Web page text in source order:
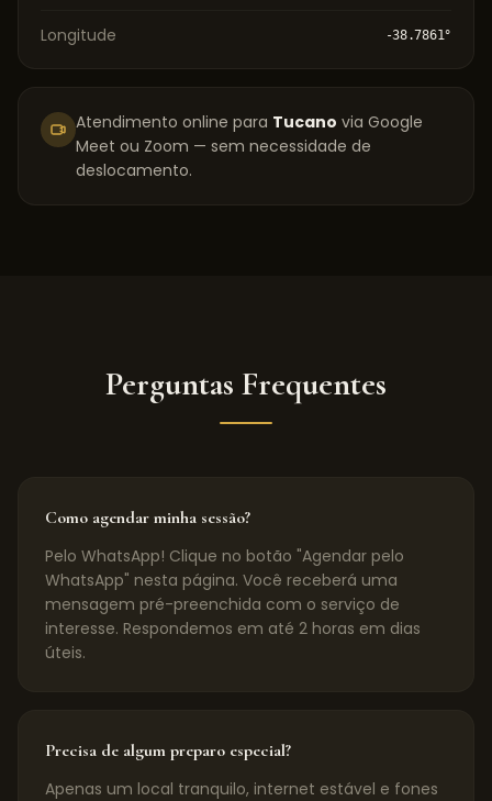
Longitude -38.7861°
Atendimento online para Tucano via Google
Meet ou Zoom — sem necessidade de
deslocamento.
Perguntas Frequentes
Como agendar minha sessão?
Pelo WhatsApp! Clique no botão "Agendar pelo
WhatsApp" nesta página. Você receberá uma
mensagem pré-preenchida com o serviço de
interesse. Respondemos em até 2 horas em dias
úteis.
Precisa de algum preparo especial?
Apenas um local tranquilo, internet estável e fones